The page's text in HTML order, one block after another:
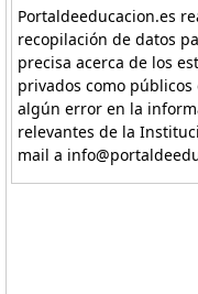
Portaldeeducacion.es
recopilación de datos
precisa acerca de los
privados como públicos
algún error en la
relevantes de la
mail a